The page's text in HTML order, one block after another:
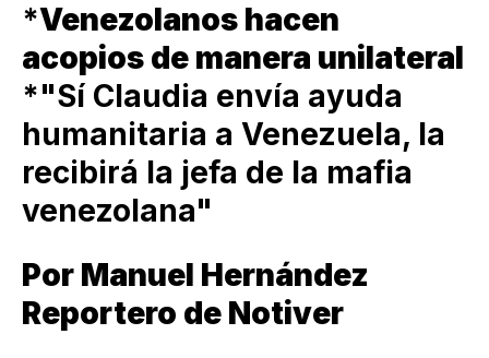
*Venezolanos hacen
acopios de manera unilateral
*"Sí Claudia envía ayuda
humanitaria a Venezuela, la
recibirá la jefa de la mafia
venezolana"
Por Manuel Hernández
Reportero de Notiver